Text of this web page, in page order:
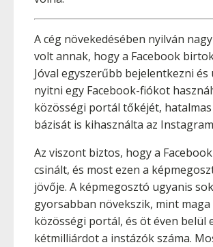
A cég növekedésében nyilván
volt annak, hogy a Facebook
Jóval egyszerűbb bejelentkezni
nyitni egy Facebook-fiókot
közösségi portál tőkéjét,
bázisát is kihasználta az
Az viszont biztos, hogy a
csinált, és most ezen a
jövője. A képmegosztó ugyanis
gyorsabban növekszik, mint maga
közösségi portál, és öt éven belül
kétmilliárdot a instázók száma.